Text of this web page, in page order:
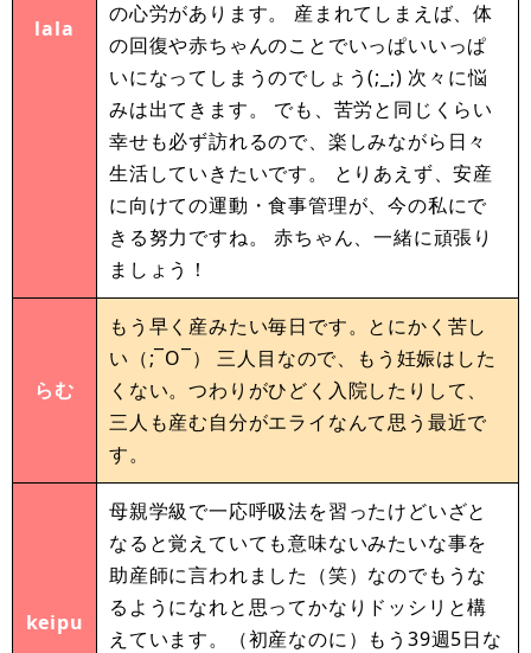
lala
の心労があります。 産まれてしまえば、体
の回復や赤ちゃんのことでいっぱいいっぱ
いになってしまうのでしょう(;_;) 次々に悩
みは出てきます。 でも、苦労と同じくらい
幸せも必ず訪れるので、楽しみながら日々
生活していきたいです。 とりあえず、安産
に向けての運動・食事管理が、今の私にで
きる努力ですね。 赤ちゃん、一緒に頑張り
ましょう！
らむ
もう早く産みたい毎日です。とにかく苦し
い（;‾O‾） 三人目なので、もう妊娠はした
くない。つわりがひどく入院したりして、
三人も産む自分がエライなんて思う最近で
す。
keipu
母親学級で一応呼吸法を習ったけどいざと
なると覚えていても意味ないみたいな事を
助産師に言われました（笑）なのでもうな
るようになれと思ってかなりドッシリと構
えています。（初産なのに）もう39週5日な